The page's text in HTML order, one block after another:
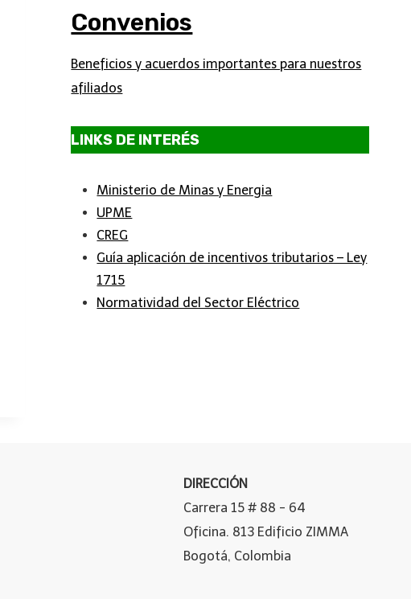
Convenios
Beneficios y acuerdos importantes para nuestros
afiliados
LINKS DE INTERÉS
Ministerio de Minas y Energia
UPME
CREG
Guía aplicación de incentivos tributarios – Ley
1715
Normatividad del Sector Eléctrico
DIRECCIÓN
Carrera 15 # 88 - 64
Oficina. 813 Edificio ZIMMA
Bogotá, Colombia